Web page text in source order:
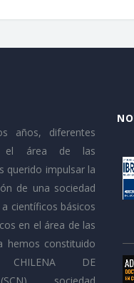
años, diferentes
el área de las
querido impulsar la
de una sociedad
científicos básicos
en el área de las
hemos constituido
DE